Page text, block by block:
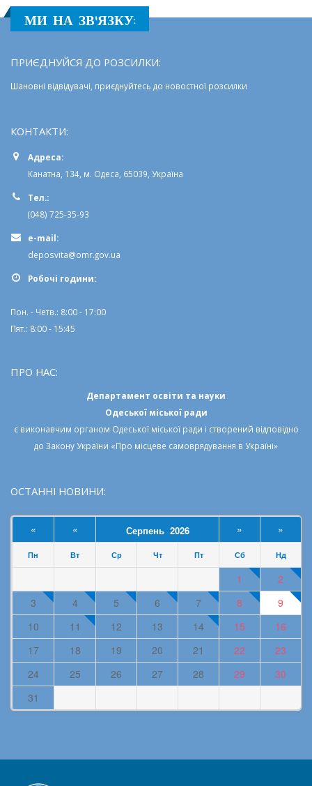
МИ НА ЗВ'ЯЗКУ:
ПРИЄДНУЙСЯ ДО РОЗСИЛКИ:
Шановні відвідувачі, приєднуйтесь до новостної розсилки
КОНТАКТИ:
Адреса:
Канатна, 134, м. Одеса, 65039, Україна
Тел.:
(048) 725-35-93
e-mail:
deposvita@omr.gov.ua
Робочi години:
Пон. - Четв.: 8:00 - 17:00
Пят.: 8:00 - 15:45
ПРО НАС:
Департамент освіти та науки
Одеської міської ради
є виконавчим органом Одеської міської ради і створений відповідно
до Закону України «Про місцеве самоврядування в Україні»
ОСТАННІ НОВИНИ:
« « Серпень 2026 » »
Пн Вт Ср Чт Пт Сб Нд
1
2
3
4 5 6 7 8
9
10
11 12 13 14 15
16
17
18 19 20 21 22
23
24
25 26 27 28 29
30
31